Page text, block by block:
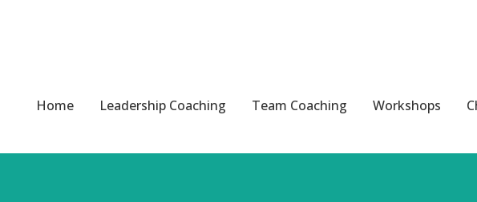
Home Leadership Coaching Team Coaching Workshops